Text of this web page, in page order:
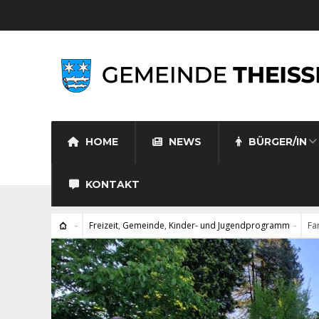
HOME NEWS BÜRGER/IN
KONTAKT
Freizeit, Gemeinde, Kinder- und Jugendprogramm